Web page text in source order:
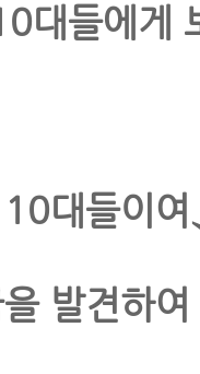
대들에게
대들이여
발견하